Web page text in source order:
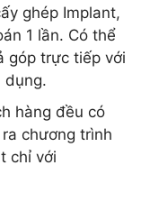
ghép Implant,
1 lần. Có thể
góp trực tiếp với
dụng.
hàng đều có
chương trình
chỉ với